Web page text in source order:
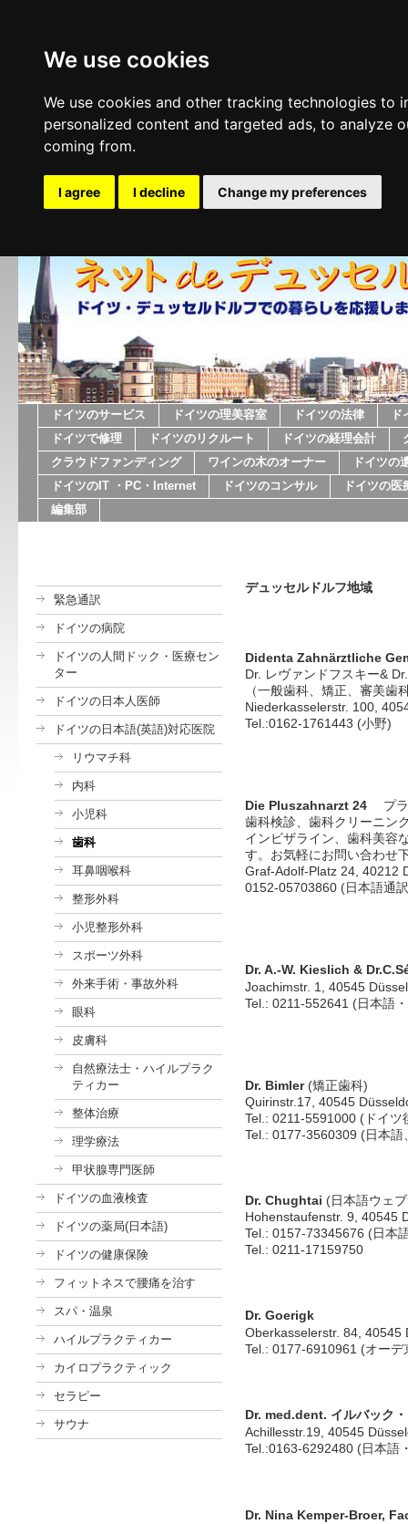
We use cookies
We use cookies and other tracking technologies
personalized content and targeted ads, to analyze
coming from.
I agree I decline Change my preferences
ドイツのサービス ドイツの理美容室 ドイツの法律
ドイツで修理
ドイツのリクルート ドイツの経理会計
クラウドファンディング
ワインの木のオーナー
ドイツの
ドイツのIT ・PC・Internet
ドイツのコンサル
ドイツの医
編集部
緊急通訳
ドイツの病院
ドイツの人間ドック・医療セン
ター
ドイツの日本人医師
ドイツの日本語(英語)対応医院
リウマチ科
内科
小児科
歯科
耳鼻咽喉科
整形外科
小児整形外科
スポーツ外科
外来手術・事故外科
眼科
皮膚科
自然療法士・ハイルプラク
ティカー
整体治療
理学療法
甲状腺専門医師
ドイツの血液検査
ドイツの薬局(日本語)
ドイツの健康保険
フィットネスで腰痛を治す
スパ・温泉
ハイルプラクティカー
カイロプラクティック
セラピー
サウナ
デュッセルドルフ地域
Didenta Zahnärztliche
Dr. レヴァンドフスキー&
（一般歯科、矯正、審美歯
Niederkasselerstr. 100,
Tel.:0162-1761443 (小野)
Die Pluszahnarzt 24 プラ
歯科検診、歯科クリーニン
インビザライン、歯科美容
す。お気軽にお問い合わせ
Graf-Adolf-Platz 24, 40212
0152-05703860 (日本語通
Dr. A.-W. Kieslich &
Joachimstr. 1, 40545
Tel.: 0211-552641 (日本語
Dr. Bimler(矯正歯科)
Quirinstr.17, 40545
Tel.: 0211-5591000 (ドイツ
Tel.: 0177-3560309 (日本語
Dr. Chughtai (日本語ウェ
Hohenstaufenstr. 9, 40545
Tel.: 0157-73345676 (日本
Tel.: 0211-17159750
Dr. Goerigk
Oberkasselerstr. 84, 40545
Tel.: 0177-6910961 (オーデ
Dr. med.dent. イルバック
Achillesstr.19, 40545
Tel.:0163-6292480 (日本語
Dr. Nina Kemper-Broer,